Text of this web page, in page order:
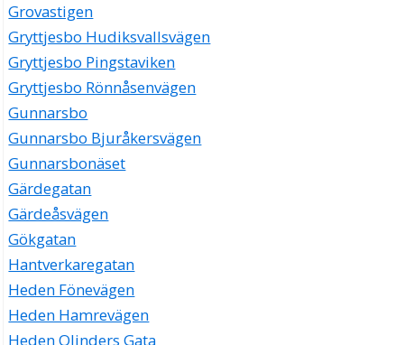
Grovastigen
Gryttjesbo Hudiksvallsvägen
Gryttjesbo Pingstaviken
Gryttjesbo Rönnåsenvägen
Gunnarsbo
Gunnarsbo Bjuråkersvägen
Gunnarsbonäset
Gärdegatan
Gärdeåsvägen
Gökgatan
Hantverkaregatan
Heden Fönevägen
Heden Hamrevägen
Heden Olinders Gata